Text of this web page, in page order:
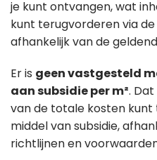
je kunt ontvangen, wat
kunt terugvorderen via de
afhankelijk van de
Er is geen vastgesteld
aan subsidie per m².
van de totale kosten
middel van subsidie,
richtlijnen en